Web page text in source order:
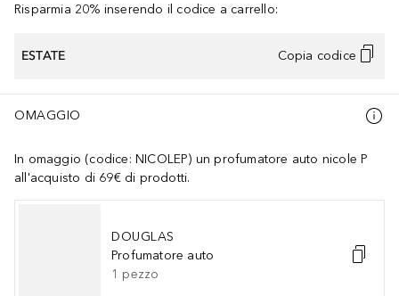
Risparmia 20% inserendo il codice a carrello:
ESTATE Copia codice
OMAGGIO
In omaggio (codice: NICOLEP) un profumatore auto nicole P
all'acquisto di 69€ di prodotti.
DOUGLAS
Profumatore auto
1 pezzo